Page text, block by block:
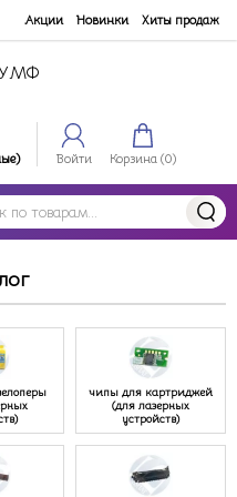
Акции Новинки Хиты продаж
Войти Корзина (0)
чипы для картриджей
(для лазерных
устройств)